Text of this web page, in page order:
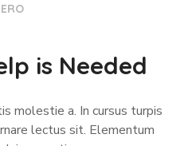
is Needed
molestie a. In cursus turpis
lectus sit. Elementum